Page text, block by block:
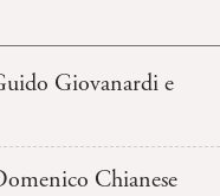
Giovanardi e
Chianese